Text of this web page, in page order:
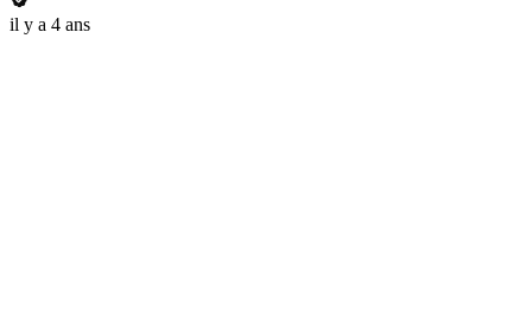
il y a 4 ans